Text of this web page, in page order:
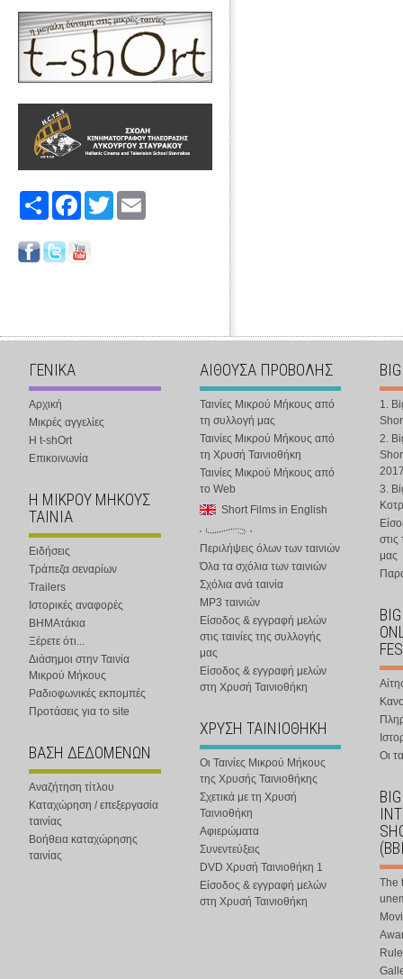
Share FacebookTwitter
ΓΕΝΙΚΑ
Αρχική
Μικρές αγγελίες
Η t-shOrt
Επικοινωνία
Η ΜΙΚΡΟΥ ΜΗΚΟΥΣ
ΤΑΙΝΙΑ
Ειδήσεις
Τράπεζα σεναρίων
Trailers
Ιστορικές αναφορές
ΒΗΜΑτάκια
Ξέρετε ότι...
Διάσημοι στην Ταινία
Μικρού Μήκους
Ραδιοφωνικές εκπομπές
Προτάσεις για το site
ΒΑΣΗ ΔΕΔΟΜΕΝΩΝ
Αναζήτηση τίτλου
Καταχώρηση / επεξεργασία
ταινίας
Βοήθεια καταχώρησης
ταινίας
ΑΙΘΟΥΣΑ ΠΡΟΒΟΛΗΣ
Ταινίες Μικρού Μήκους από
τη συλλογή μας
Ταινίες Μικρού Μήκους από
τη Χρυσή Ταινιοθήκη
Ταινίες Μικρού Μήκους από
το Web
Short Films in English
Περιλήψεις όλων των ταινιών
Όλα τα σχόλια των ταινιών
Σχόλια ανά ταινία
MP3 ταινιών
Είσοδος & εγγραφή μελών
στις ταινίες της συλλογής
μας
Είσοδος & εγγραφή μελών
στη Χρυσή Ταινιοθήκη
ΧΡΥΣΗ ΤΑΙΝΙΟΘΗΚΗ
Οι Ταινίες Μικρού Μήκους
της Χρυσής Ταινιοθήκης
Σχετικά με τη Χρυσή
Ταινιοθήκη
Αφιερώματα
Συνεντεύξεις
DVD Χρυσή Ταινιοθήκη 1
Είσοδος & εγγραφή μελών
στη Χρυσή Ταινιοθήκη
1.
2.
3.
στις
μας
Οι
The